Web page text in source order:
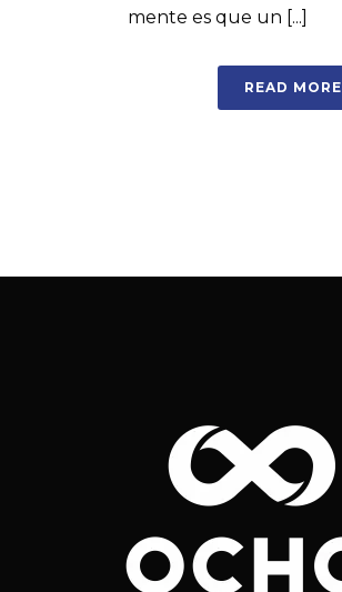
mente es que un [...]
READ MORE